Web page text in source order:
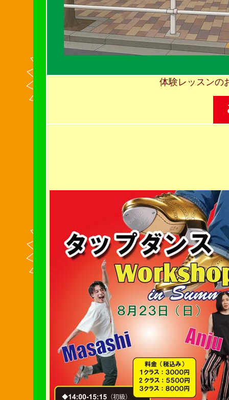
体験レッスンの